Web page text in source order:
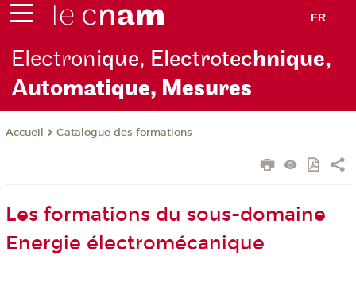
FR
Electronique, Electrotechnique,
Automatique, Mesures
Accueil Catalogue des formations
Les formations du sous-domaine
Energie électromécanique